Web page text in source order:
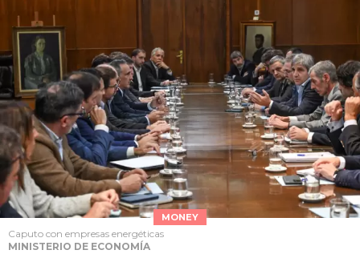
MONEY
Caputo con empresas energéticas
MINISTERIO DE ECONOMÍA